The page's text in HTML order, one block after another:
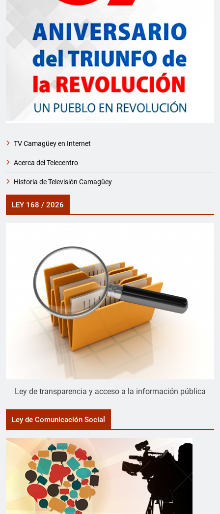
TV Camagüey en Internet
Acerca del Telecentro
Historia de Televisión Camagüey
LEY 168 / 2026
Ley de transparencia y acceso a la información pública
Ley de Comunicación Social